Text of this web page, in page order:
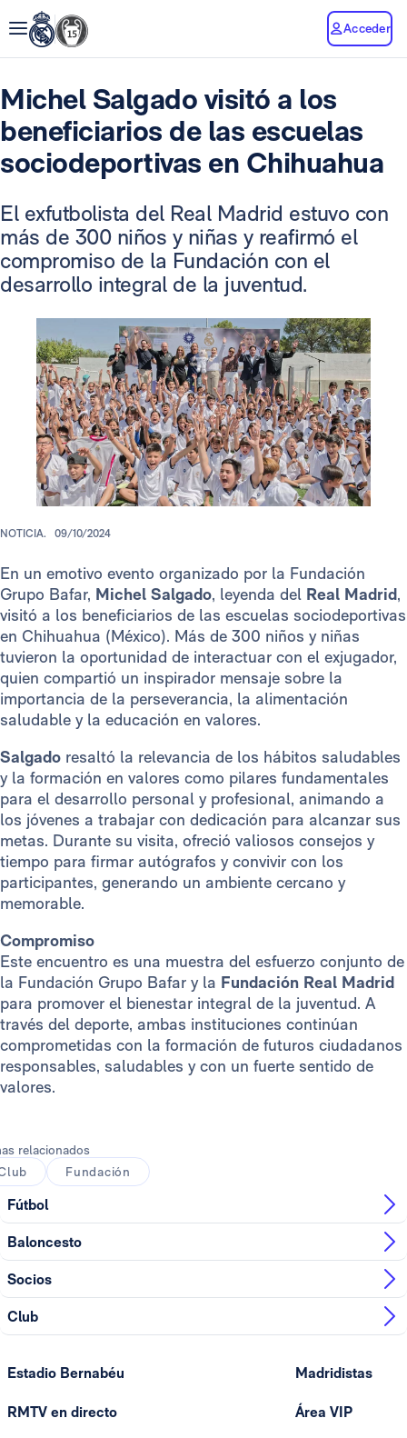
Acceder
Michel Salgado visitó a los
beneficiarios de las escuelas
sociodeportivas en Chihuahua
El exfutbolista del Real Madrid estuvo con
más de 300 niños y niñas y reafirmó el
compromiso de la Fundación con el
desarrollo integral de la juventud.
NOTICIA. 09/10/2024
En un emotivo evento organizado por la Fundación
Grupo Bafar, Michel Salgado, leyenda del Real Madrid,
visitó a los beneficiarios de las escuelas sociodeportivas
en Chihuahua (México). Más de 300 niños y niñas
tuvieron la oportunidad de interactuar con el exjugador,
quien compartió un inspirador mensaje sobre la
importancia de la perseverancia, la alimentación
saludable y la educación en valores.
Salgado resaltó la relevancia de los hábitos saludables
y la formación en valores como pilares fundamentales
para el desarrollo personal y profesional, animando a
los jóvenes a trabajar con dedicación para alcanzar sus
metas. Durante su visita, ofreció valiosos consejos y
tiempo para firmar autógrafos y convivir con los
participantes, generando un ambiente cercano y
memorable.
Compromiso
Este encuentro es una muestra del esfuerzo conjunto de
la Fundación Grupo Bafar y la Fundación Real Madrid
para promover el bienestar integral de la juventud. A
través del deporte, ambas instituciones continúan
comprometidas con la formación de futuros ciudadanos
responsables, saludables y con un fuerte sentido de
valores.
relacionados
Fundación
Fútbol
Baloncesto
Socios
Club
Estadio Bernabéu
RMTV en directo
Madridistas
Área VIP